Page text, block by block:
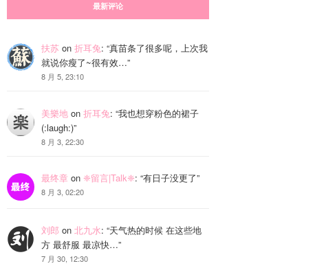
最新评论
扶苏on 折耳兔: “真苗条了很多呢，上次我
就说你瘦了~很有效…”
8 月 5, 23:10
美樂地on 折耳兔: “我也想穿粉色的裙子
(:laugh:)”
8 月 3, 22:30
最终章 on ❈留言|Talk❈: “有日子没更了”
8 月 3, 02:20
刘郎 on 北九水: “天气热的时候 在这些地
方 最舒服 最凉快…”
7 月 30, 12:30